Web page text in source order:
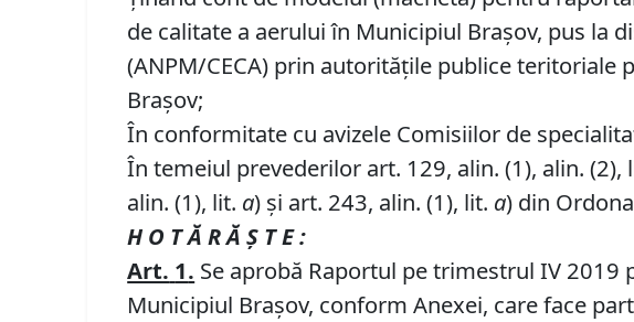
de calitate a aerului în Municipiul Braşov, pus la
(ANPM/CECA) prin autorităţile publice
Braşov;
În conformitate cu avizele Comisiilor de
În temeiul prevederilor art. 129, alin. (1), alin. (2),
alin. (1), lit. a) și art. 243, alin. (1), lit. a) din
H O T Ă R Ă Ş T E :
Art. 1. Se aprobă Raportul pe trimestrul IV
Municipiul Braşov, conform Anexei, care face